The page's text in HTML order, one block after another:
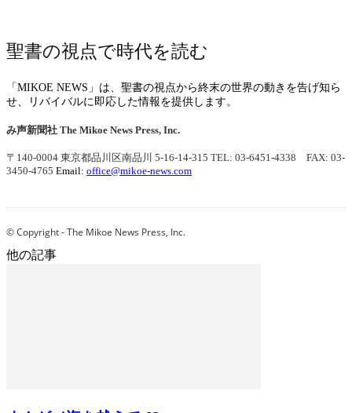
聖書の視点で時代を読む
「MIKOE NEWS」は、聖書の視点から終末の世界の動きを告げ知ら
せ、リバイバルに即応した情報を提供します。
み声新聞社 The Mikoe News Press, Inc.
〒140-0004 東京都品川区南品川 5-16-14-315 TEL: 03-6451-4338 FAX: 03-
3450-4765 Email: office@mikoe-news.com
© Copyright - The Mikoe News Press, Inc.
他の記事